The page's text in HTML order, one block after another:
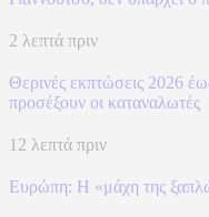
2 λεπτά πριν
Θερινές εκπτώσεις 2026
προσέξουν οι καταναλωτές
12 λεπτά πριν
Ευρώπη: H «μάχη της